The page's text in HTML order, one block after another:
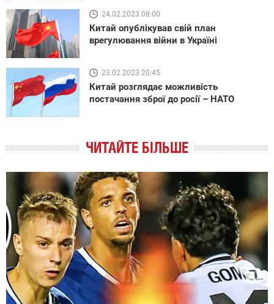
24.02.2023 08:00
Китай опублікував свій план
врегулювання війни в Україні
23.02.2023 20:45
Китай розглядає можливість
постачання зброї до росії – НАТО
ЧИТАЙТЕ БІЛЬШЕ